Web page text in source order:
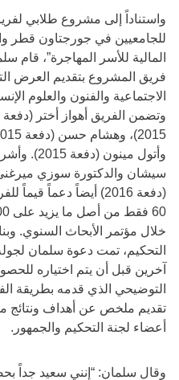
واستناداً إلى مشروع طلابي
للجامعيين في جورجتاون قطر
المالية للأسر المهاجرة”، قام
فريق المشروع بتقديم العرض
الاجتماعية والفنون والعلوم
وأتول
سيشان والدكتورة سوزي
(دفعة 2016) أيضاً دعماً
خلال مؤتمر الأبحاث السنوي.
التحكيم، تمت دعوة سلمان
آخرين قبل أن يتم اختياره
التوضيحي الذي قدمه بطريقة
تقديم ملخص عن أهداف ونتائج
أعضاء لجنة التحكيم والجمهور.
وقال سلمان: “إنني سعيد جداً